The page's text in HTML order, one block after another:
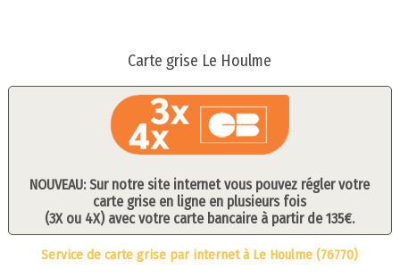
Carte grise Le Houlme
NOUVEAU: Sur notre site internet vous pouvez régler votre
carte grise en ligne en plusieurs fois
(3X ou 4X) avec votre carte bancaire à partir de 135€.
Service de carte grise par internet à Le Houlme (76770)